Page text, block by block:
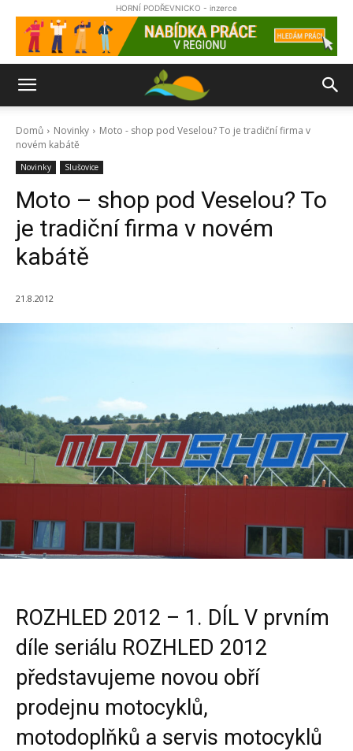
HORNÍ PODŘEVNICKO - inzerce
Domů Novinky
Moto - shop pod Veselou? To je tradiční firma v
novém kabátě
Novinky Slušovice
Moto – shop pod Veselou? To
je tradiční firma v novém
kabátě
21.8.2012
ROZHLED 2012 – 1. DÍL V prvním
díle seriálu ROZHLED 2012
představujeme novou obří
prodejnu motocyklů,
motodoplňků a servis motocyklů